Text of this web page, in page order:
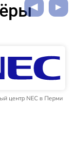
центр NEC в Перми